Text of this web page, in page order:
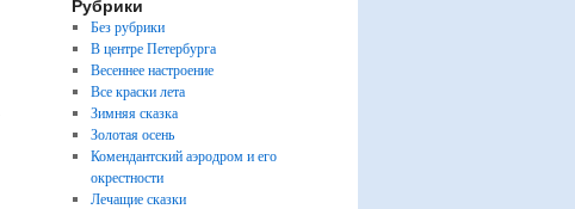
Рубрики
Без рубрики
В центре Петербурга
Весеннее настроение
Все краски лета
Зимняя сказка
Золотая осень
Комендантский аэродром и его
окрестности
Лечащие сказки